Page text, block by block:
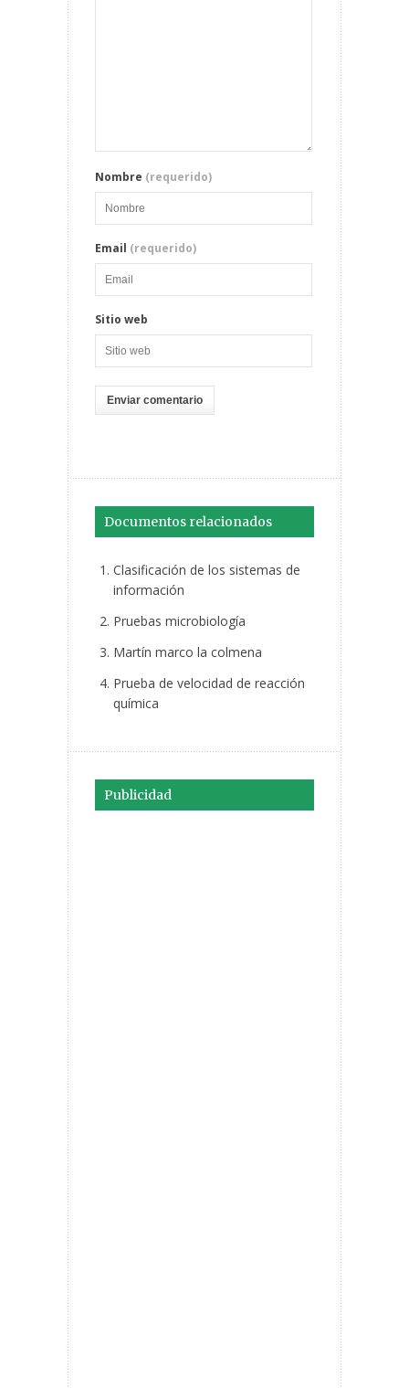
Nombre (requerido)
Email (requerido)
Sitio web
Documentos relacionados
Clasificación de los sistemas de
información
Pruebas microbiología
Martín marco la colmena
Prueba de velocidad de reacción
química
Publicidad